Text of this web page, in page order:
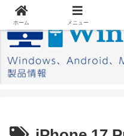
ホーム メニュー